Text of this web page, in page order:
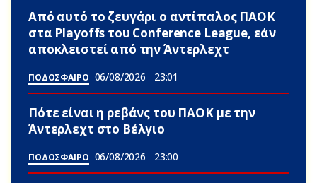
Από αυτό το ζευγάρι ο αντίπαλος ΠΑΟΚ
στα Playoffs του Conference League, εάν
αποκλειστεί από την Άντερλεχτ
ΠΟΔΟΣΦΑΙΡΟ 06/08/2026 23:01
Πότε είναι η ρεβάνς του ΠΑΟΚ με την
Άντερλεχτ στο Βέλγιο
ΠΟΔΟΣΦΑΙΡΟ 06/08/2026 23:00